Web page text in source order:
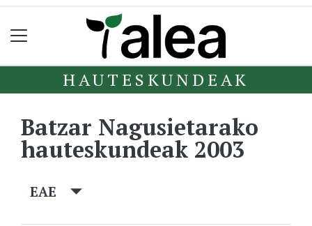
HAUTESKUNDEAK
Batzar Nagusietarako
hauteskundeak 2003
EAE